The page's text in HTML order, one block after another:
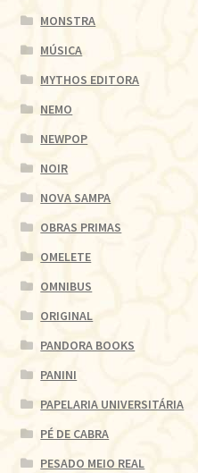
MONSTRA
MÚSICA
MYTHOS EDITORA
NEMO
NEWPOP
NOIR
NOVA SAMPA
OBRAS PRIMAS
OMELETE
OMNIBUS
ORIGINAL
PANDORA BOOKS
PANINI
PAPELARIA UNIVERSITÁRIA
PÉ DE CABRA
PESADO MEIO REAL